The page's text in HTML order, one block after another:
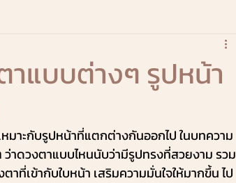
แบบต่างๆ รูปหน้า
าะกับรูปหน้าที่แตกต่างกันออกไป ในบทความ
าดวงตาแบบไหนนับว่ามีรูปทรงที่สวยงาม รวม
ที่เข้ากับใบหน้า เสริมความมั่นใจให้มากขึ้น ไป